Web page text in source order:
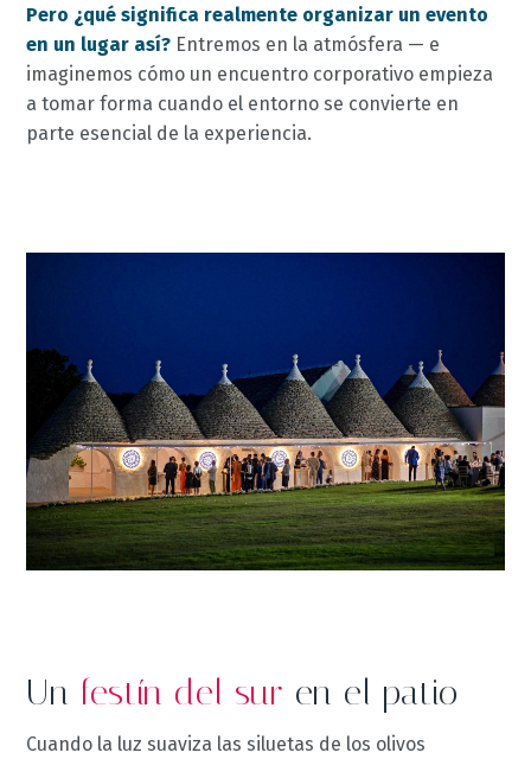
Pero ¿qué significa realmente organizar un evento
en un lugar así? Entremos en la atmósfera — e
imaginemos cómo un encuentro corporativo empieza
a tomar forma cuando el entorno se convierte en
parte esencial de la experiencia.
Un festín del sur en el patio
Cuando la luz suaviza las siluetas de los olivos